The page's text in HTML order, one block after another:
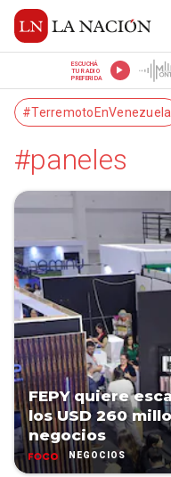
ESCUCHÁ
TU RADIO
PREFERIDA
#TerremotoEnVenezuela
#paneles
FEPY quiere
los USD 260
negocios
NEGOCIOS